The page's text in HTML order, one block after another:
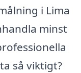
i Lima
minst
så viktigt?